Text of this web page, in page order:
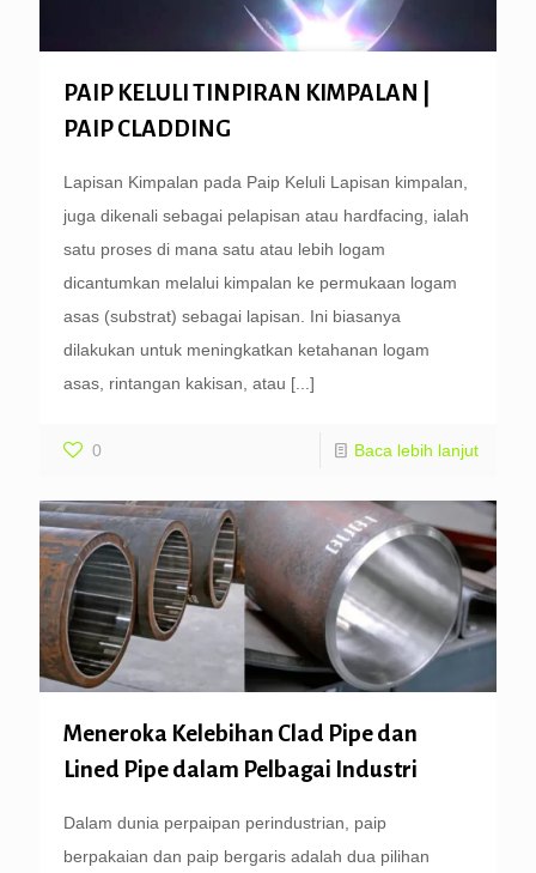
PAIP KELULI TINPIRAN KIMPALAN |
PAIP CLADDING
Lapisan Kimpalan pada Paip Keluli Lapisan kimpalan,
juga dikenali sebagai pelapisan atau hardfacing, ialah
satu proses di mana satu atau lebih logam
dicantumkan melalui kimpalan ke permukaan logam
asas (substrat) sebagai lapisan. Ini biasanya
dilakukan untuk meningkatkan ketahanan logam
asas, rintangan kakisan, atau [...]
0 Baca lebih lanjut
Meneroka Kelebihan Clad Pipe dan
Lined Pipe dalam Pelbagai Industri
Dalam dunia perpaipan perindustrian, paip
berpakaian dan paip bergaris adalah dua pilihan